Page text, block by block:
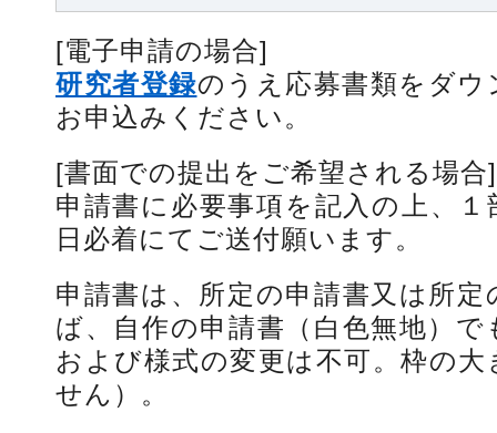
[電子申請の場合]
研究者登録のうえ応募書類をダ
お申込みください。
[書面での提出をご希望される場合]
申請書に必要事項を記入の上、
日必着にてご送付願います。
申請書は、所定の申請書又は所
ば、自作の申請書（白色無地）
および様式の変更は不可。枠の
せん）。